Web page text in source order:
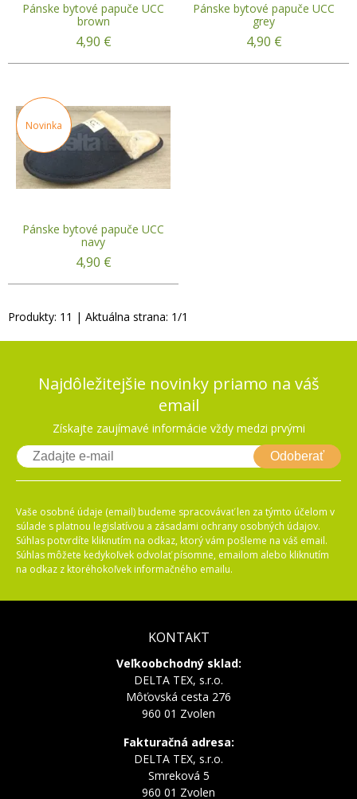
Pánske bytové papuče UCC
brown
4,90 €
Pánske bytové papuče UCC
grey
4,90 €
Novinka
Pánske bytové papuče UCC
navy
4,90 €
Produkty: 11 | Aktuálna strana: 1/1
Najdôležitejšie novinky priamo na váš
email
Získajte zaujímavé informácie vždy medzi prvými
Odoberať
Vaše osobné údaje (email) budeme spracovávať len za týmto účelom v
súlade s platnou legislatívou a zásadami ochrany osobných údajov.
Súhlas potvrdíte kliknutím na odkaz, ktorý vám pošleme na váš email.
Súhlas môžete kedykoľvek odvolať písomne, emailom alebo kliknutím
na odkaz z ktoréhokoľvek informačného emailu.
KONTAKT
Veľkoobchodný sklad:
DELTA TEX, s.r.o.
Môťovská cesta 276
960 01 Zvolen
Fakturačná adresa:
DELTA TEX, s.r.o.
Smreková 5
960 01 Zvolen